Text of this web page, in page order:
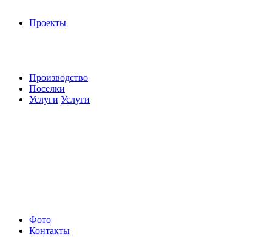
Проекты
Производство
Поселки
Услуги Услуги
Фото
Контакты